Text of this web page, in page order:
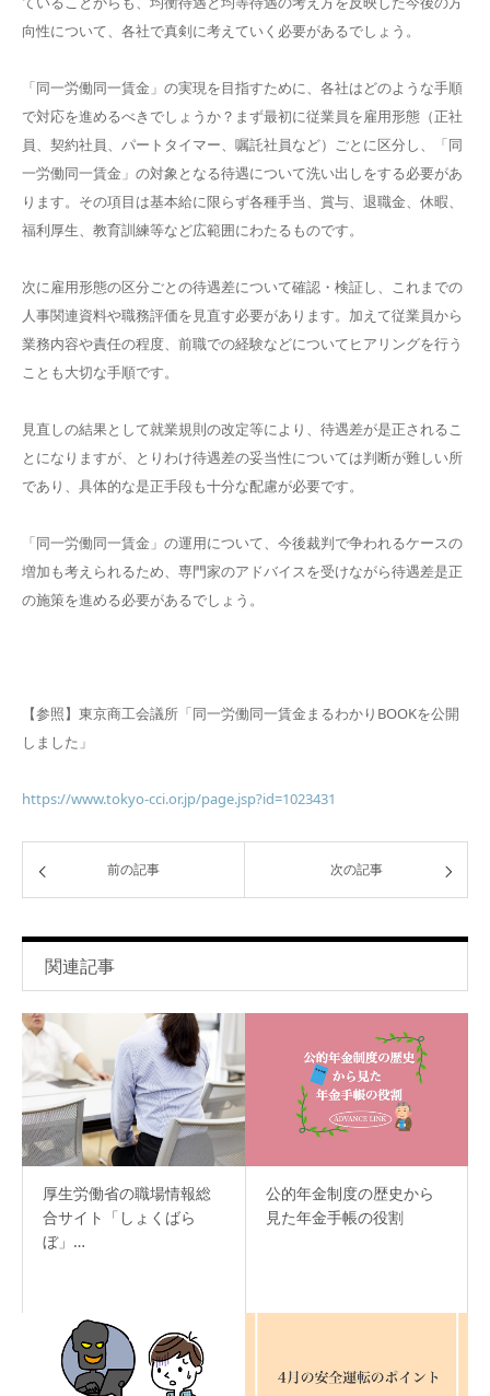
向性について、各社で真剣に考えていく必要があるでしょう。
「同一労働同一賃金」の実現を目指すために、各社はどのような手順
で対応を進めるべきでしょうか？まず最初に従業員を雇用形態（正社
員、契約社員、パートタイマー、嘱託社員など）ごとに区分し、「同
一労働同一賃金」の対象となる待遇について洗い出しをする必要があ
ります。その項目は基本給に限らず各種手当、賞与、退職金、休暇、
福利厚生、教育訓練等など広範囲にわたるものです。
次に雇用形態の区分ごとの待遇差について確認・検証し、これまでの
人事関連資料や職務評価を見直す必要があります。加えて従業員から
業務内容や責任の程度、前職での経験などについてヒアリングを行う
ことも大切な手順です。
見直しの結果として就業規則の改定等により、待遇差が是正されるこ
とになりますが、とりわけ待遇差の妥当性については判断が難しい所
であり、具体的な是正手段も十分な配慮が必要です。
「同一労働同一賃金」の運用について、今後裁判で争われるケースの
増加も考えられるため、専門家のアドバイスを受けながら待遇差是正
の施策を進める必要があるでしょう。
【参照】東京商工会議所「同一労働同一賃金まるわかりBOOKを公開
しました」
https://www.tokyo-cci.or.jp/page.jsp?id=1023431
前の記事 次の記事
関連記事
厚生労働省の職場情報総
合サイト「しょくばら
ぼ」…
公的年金制度の歴史から
見た年金手帳の役割